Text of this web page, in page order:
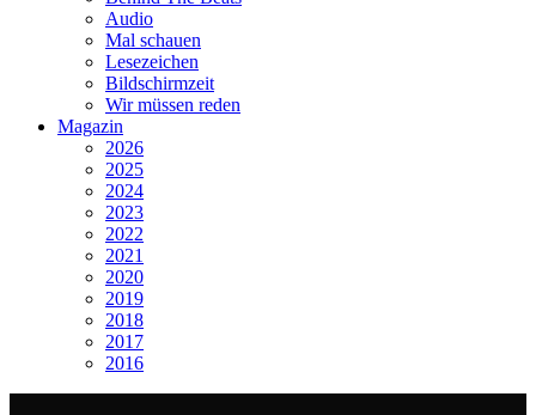
Audio
Mal schauen
Lesezeichen
Bildschirmzeit
Wir müssen reden
Magazin
2026
2025
2024
2023
2022
2021
2020
2019
2018
2017
2016